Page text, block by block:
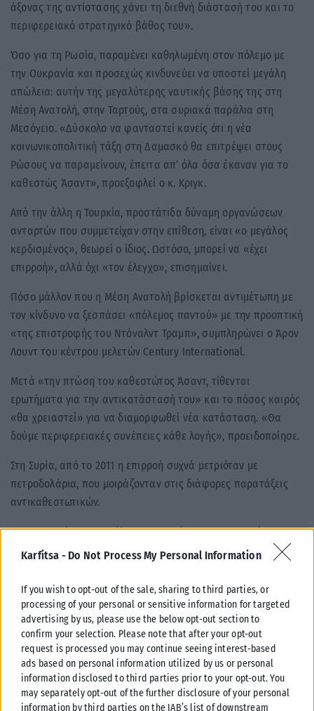
Karfitsa - Do Not Process My Personal Information
If you wish to opt-out of the sale, sharing to third parties, or
processing of your personal or sensitive information for targeted
advertising by us, please use the below opt-out section to
confirm your selection. Please note that after your opt-out
request is processed you may continue seeing interest-based
ads based on personal information utilized by us or personal
information disclosed to third parties prior to your opt-out. You
may separately opt-out of the further disclosure of your personal
information by third parties on the IAB’s list of downstream
άξονας της αντίστασης χάνει τη διεθνή διάστασή του και το
περιφερειακό στρατηγικό βάθος του».
Όσο για τη Ρωσία, παραμένει καθηλωμένη στον πόλεμο με
την Ουκρανία και προσεχώς κινδυνεύει να υποστεί μεγάλη
απώλεια: αυτήν της μεγαλύτερης ναυτικής βάσης της στη
Μέση Ανατολή, στην Ταρτούς, στα συριακά παράλια στη
Μεσόγειο. «Δύσκολο να φανταστεί κανείς ότι η νέα
κοινωνικοπολιτική τάξη στη Δαμασκό θα επιτρέψει στους
Ρώσους να παραμείνουν, έπειτα απ’ όλα όσα έκαναν για το
καθεστώς Άσαντ», προεξοφλεί ο κ. Κριγκ.
Από την άλλη η Τουρκία, προστάτιδα δύναμη οργανώσεων
ανταρτών που συμμετείχαν στην επίθεση, είναι «ο μεγάλος
κερδισμένος», θεωρεί ο ίδιος. Ωστόσο, μπορεί να «έχει
επιρροή», αλλά όχι «τον έλεγχο», επισημαίνει.
Πόσο μάλλον που η Μέση Ανατολή βρίσκεται αντιμέτωπη με
τον κίνδυνο να ξεσπάσει «πόλεμος παντού» με την προοπτική
«της επιστροφής του Ντόναλντ Τραμπ», συμπληρώνει ο Άρον
Λουντ του κέντρου μελετών Century International.
Μετά «την πτώση του καθεστώτος Άσαντ, τίθενται
ερωτήματα για την αντικατάστασή του» και το πόσος καιρός
«θα χρειαστεί» για να διαμορφωθεί νέα κατάσταση. «Θα
δούμε περιφερειακές συνέπειες κάθε λογής», προειδοποίησε.
Στη Συρία, από το 2011 η επιρροή συχνά μετριόταν με
πετροδολάρια, που μοιράζονταν στις διάφορες παρατάξεις
αντικαθεστωτικών.
Ώσπου οι χώρες του Κόλπου -ως ακόμη και τα Ηνωμένα
Αραβικά Εμιράτα- αναγκάστηκαν από τα πράγματα να
μαύρου προβάτου τους, του Ιράν.
Πλέον, βρίσκονται αντιμέτωπες με κάτι ακόμα χειρότερο:
«αυτοί που πανικοβάλλονταν από τους Αδελφούς
Μουσουλμάνους βλέπουν στη Δαμασκό τους Αδελφούς
Μουσουλμάνους στη χιλιοστή δύναμη, πολύ πιο μαχητικούς κι
εχθρικούς απέναντι τους», κατά την άποψη του κ. Λουντ.